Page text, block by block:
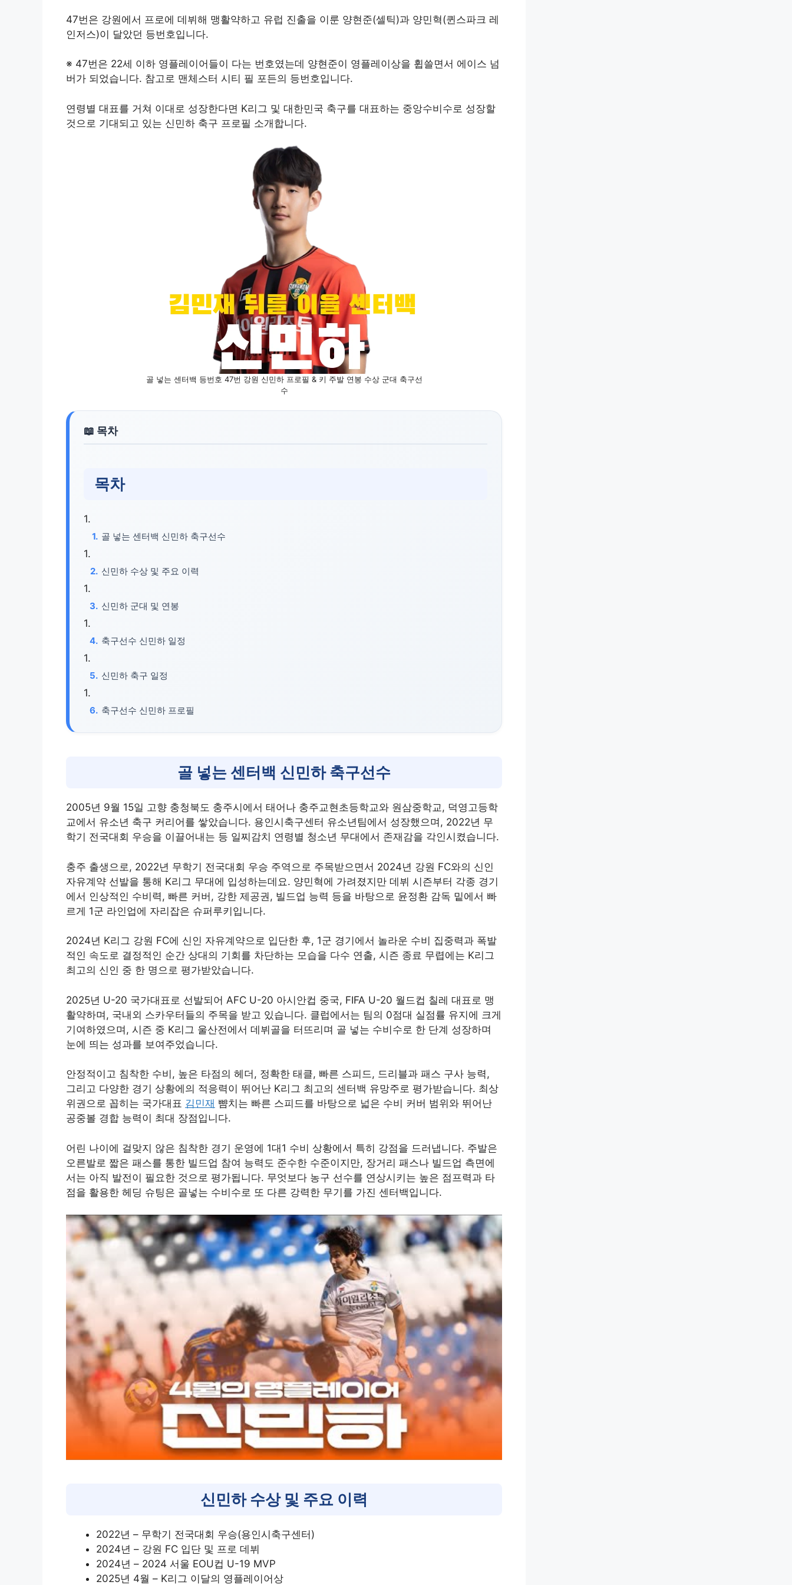
47번은 강원에서 프로에 데뷔해 맹활약하고 유럽 진출을 이룬 양현준(셀틱)과 양민혁(퀸스파크 레
인저스)이 달았던 등번호입니다.
※ 47번은 22세 이하 영플레이어들이 다는 번호였는데 양현준이 영플레이상을 휩쓸면서 에이스 넘
버가 되었습니다. 참고로 맨체스터 시티 필 포든의 등번호입니다.
연령별 대표를 거쳐 이대로 성장한다면 K리그 및 대한민국 축구를 대표하는 중앙수비수로 성장할
것으로 기대되고 있는 신민하 축구 프로필 소개합니다.
골 넣는 센터백 등번호 47번 강원 신민하 프로필 & 키 주발 연봉 수상 군대 축구선
수
목차
골 넣는 센터백 신민하 축구선수
신민하 수상 및 주요 이력
신민하 군대 및 연봉
축구선수 신민하 일정
신민하 축구 일정
축구선수 신민하 프로필
골 넣는 센터백 신민하 축구선수
2005년 9월 15일 고향 충청북도 충주시에서 태어나 충주교현초등학교와 원삼중학교, 덕영고등학
교에서 유소년 축구 커리어를 쌓았습니다. 용인시축구센터 유소년팀에서 성장했으며, 2022년 무
학기 전국대회 우승을 이끌어내는 등 일찌감치 연령별 청소년 무대에서 존재감을 각인시켰습니다.
충주 출생으로, 2022년 무학기 전국대회 우승 주역으로 주목받으면서 2024년 강원 FC와의 신인
자유계약 선발을 통해 K리그 무대에 입성하는데요. 양민혁에 가려졌지만 데뷔 시즌부터 각종 경기
에서 인상적인 수비력, 빠른 커버, 강한 제공권, 빌드업 능력 등을 바탕으로 윤정환 감독 밑에서 빠
르게 1군 라인업에 자리잡은 슈퍼루키입니다.
2024년 K리그 강원 FC에 신인 자유계약으로 입단한 후, 1군 경기에서 놀라운 수비 집중력과 폭발
적인 속도로 결정적인 순간 상대의 기회를 차단하는 모습을 다수 연출, 시즌 종료 무렵에는 K리그
최고의 신인 중 한 명으로 평가받았습니다.
2025년 U-20 국가대표로 선발되어 AFC U-20 아시안컵 중국, FIFA U-20 월드컵 칠레 대표로 맹
활약하며, 국내외 스카우터들의 주목을 받고 있습니다. 클럽에서는 팀의 0점대 실점률 유지에 크게
기여하였으며, 시즌 중 K리그 울산전에서 데뷔골을 터뜨리며 골 넣는 수비수로 한 단계 성장하며
눈에 띄는 성과를 보여주었습니다.
안정적이고 침착한 수비, 높은 타점의 헤더, 정확한 태클, 빠른 스피드, 드리블과 패스 구사 능력,
그리고 다양한 경기 상황에의 적응력이 뛰어난 K리그 최고의 센터백 유망주로 평가받습니다. 최상
위권으로 꼽히는 국가대표 김민재 뺨치는 빠른 스피드를 바탕으로 넓은 수비 커버 범위와 뛰어난
공중볼 경합 능력이 최대 장점입니다.
어린 나이에 걸맞지 않은 침착한 경기 운영에 1대1 수비 상황에서 특히 강점을 드러냅니다. 주발은
오른발로 짧은 패스를 통한 빌드업 참여 능력도 준수한 수준이지만, 장거리 패스나 빌드업 측면에
서는 아직 발전이 필요한 것으로 평가됩니다. 무엇보다 농구 선수를 연상시키는 높은 점프력과 타
점을 활용한 헤딩 슈팅은 골넣는 수비수로 또 다른 강력한 무기를 가진 센터백입니다.
신민하 수상 및 주요 이력
2022년 – 무학기 전국대회 우승(용인시축구센터)
2024년 – 강원 FC 입단 및 프로 데뷔
2024년 – 2024 서울 EOU컵 U-19 MVP
2025년 4월 – K리그 이달의 영플레이어상